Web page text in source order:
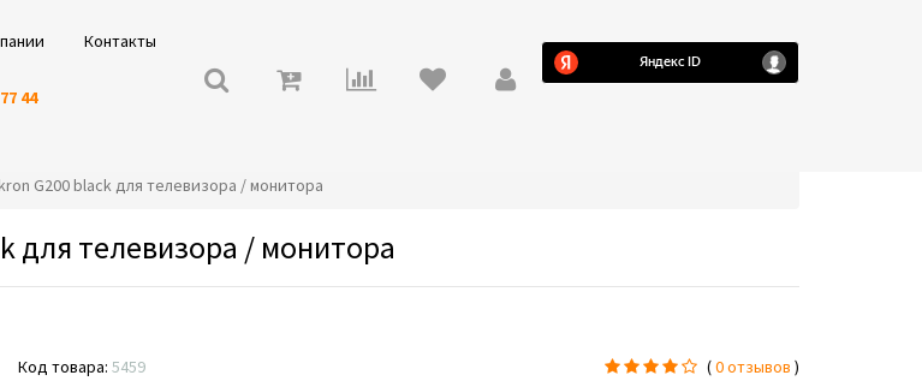
Контакты
44
G200 black для телевизора / монитора
для телевизора / монитора
Код товара:5459 (0 отзывов )